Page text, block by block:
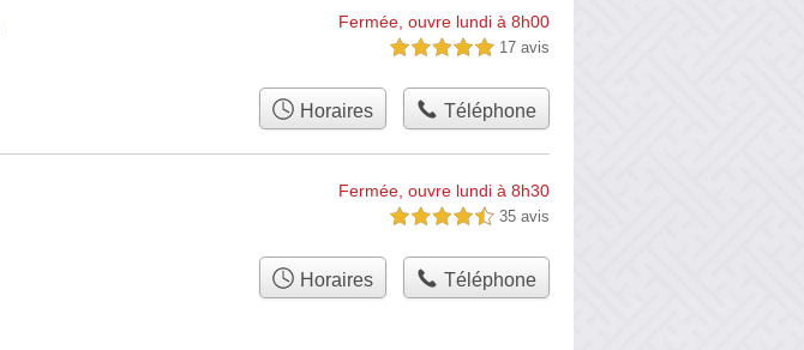
Fermée, ouvre lundi à 8h00
5,0 étoiles sur 5 17 avis
Horaires Téléphone
Fermée, ouvre lundi à 8h30
4,5 étoiles sur 5 35 avis
Horaires Téléphone